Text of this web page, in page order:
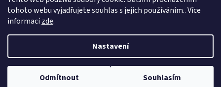
tohoto webu vyjadřujete souhlas s jejich používáním.. Více
informacízde.
Nastavení
Odmítnout Souhlasím
Vytvořil Shoptet
Copyright 2026ZLATO-MINERÁLY . Všechna práva vyhrazena.